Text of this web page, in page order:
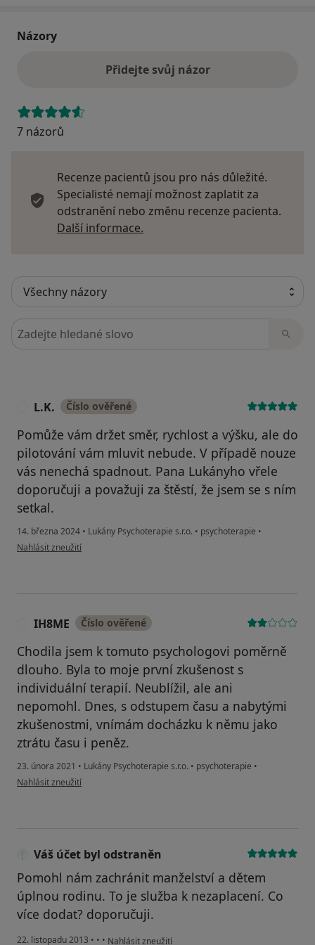
Názory
Přidejte svůj názor
7 názorů
Recenze pacientů jsou pro nás důležité.
Specialisté nemají možnost zaplatit za
odstranění nebo změnu recenze pacienta.
Další informace.
Hledejte v názorech
L.K. Číslo ověřené
Pomůže vám držet směr, rychlost a výšku, ale do
pilotování vám mluvit nebude. V případě nouze
vás nenechá spadnout. Pana Lukányho vřele
doporučuji a považuji za štěstí, že jsem se s ním
setkal.
14. března 2024 • Lukány Psychoterapie s.r.o. • psychoterapie •
podle názoru uživatele L.K.
Nahlásit zneužití
IH8ME Číslo ověřené
Chodila jsem k tomuto psychologovi poměrně
dlouho. Byla to moje první zkušenost s
individuální terapií. Neublížil, ale ani
nepomohl. Dnes, s odstupem času a nabytými
zkušenostmi, vnímám docházku k němu jako
ztrátu času i peněz.
23. února 2021 • Lukány Psychoterapie s.r.o. • psychoterapie •
podle názoru uživatele IH8ME
Nahlásit zneužití
Váš účet byl odstraněn
Pomohl nám zachránit manželství a dětem
úplnou rodinu. To je služba k nezaplacení. Co
více dodat? doporučuji.
22. listopadu 2013 • • • podle názoru uživatele Váš účet byl odstraněn
Nahlásit zneužití